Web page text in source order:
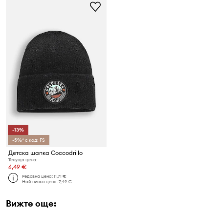
-13%
-5%* с код: FS
Детска шапка Coccodrillo
Текуща цена:
6,49 €
Редовна цена:11,71 €
Най-ниска цена:7,49 €
Вижте още: